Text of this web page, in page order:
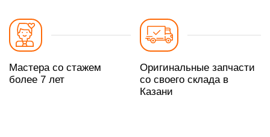
Мастера со стажем
более 7 лет
Оригинальные запчасти
со своего склада в
Казани